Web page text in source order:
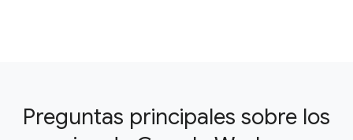
Preguntas principales sobre los